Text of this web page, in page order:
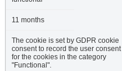
11 months
The cookie is set by GDPR cookie
consent to record the user consent
for the cookies in the category
"Functional".